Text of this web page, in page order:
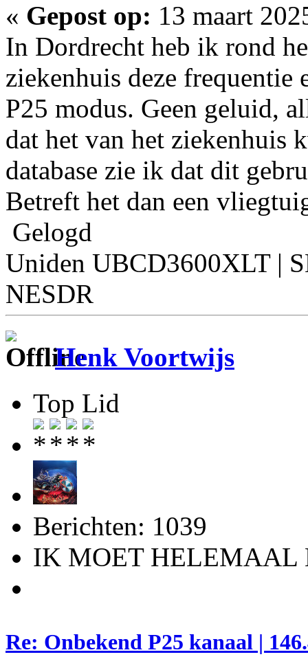
« Gepost op: 13 maart
In Dordrecht heb ik rond
ziekenhuis deze frequentie
P25 modus. Geen geluid,
dat het van het ziekenhuis
database zie ik dat dit
Betreft het dan een
Gelogd
Uniden UBCD3600XLT |
NESDR
Henk Voortwijs
Top Lid
Berichten: 1039
IK MOET HELEMAAL
Re: Onbekend P25 kanaal |